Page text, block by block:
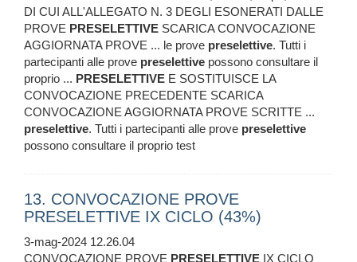
DI CUI ALL'ALLEGATO N. 3 DEGLI ESONERATI DALLE
PROVE PRESELETTIVE SCARICA CONVOCAZIONE
AGGIORNATA PROVE ... le prove preselettive. Tutti i
partecipanti alle prove preselettive possono consultare il
proprio ... PRESELETTIVE E SOSTITUISCE LA
CONVOCAZIONE PRECEDENTE SCARICA
CONVOCAZIONE AGGIORNATA PROVE SCRITTE ...
preselettive. Tutti i partecipanti alle prove preselettive
possono consultare il proprio test
13. CONVOCAZIONE PROVE
PRESELETTIVE IX CICLO (43%)
3-mag-2024 12.26.04
CONVOCAZIONE PROVE PRESELETTIVE IX CICLO